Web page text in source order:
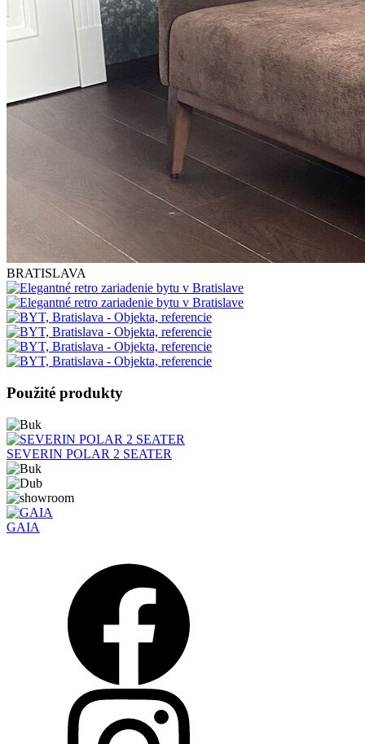
BRATISLAVA
Použité produkty
SEVERIN POLAR 2 SEATER
GAIA